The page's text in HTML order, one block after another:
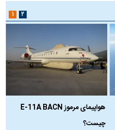
هواپیمای مرموز E-11A BACN
چیست؟
۱ ۲